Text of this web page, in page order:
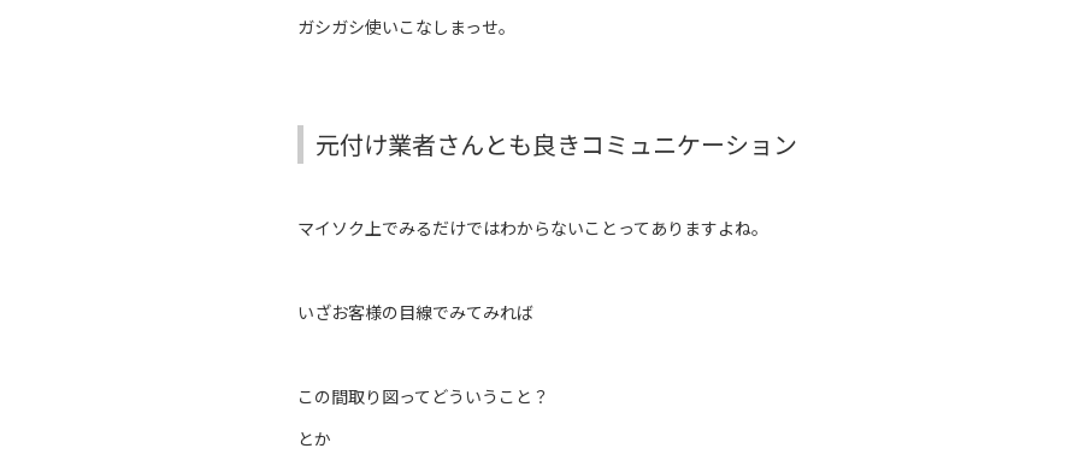
ガシガシ使いこなしまっせ。
元付け業者さんとも良きコミュニケーション
マイソク上でみるだけではわからないことってありますよね。
いざお客様の目線でみてみれば
この間取り図ってどういうこと？
とか